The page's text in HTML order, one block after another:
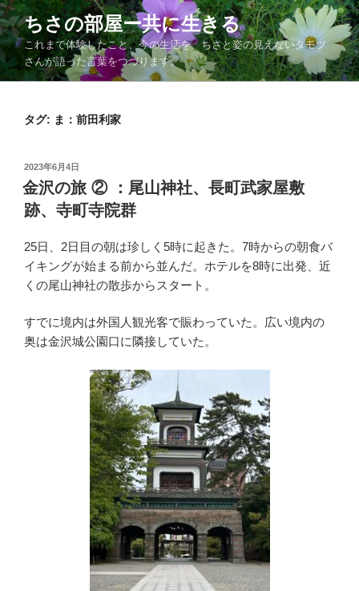
コ
ン
テ
ン
ツ
ちさの部屋ー共に生きる
これまで体験したこと、今の生活を、ちさと姿の見えないタモツ
さんが語った言葉をつづります。
タグ: ま：前田利家
投
稿
日:
2023年6月4日
金沢の旅 ② ：尾山神社、長町武家屋敷
跡、寺町寺院群
25日、2日目の朝は珍しく5時に起きた。7時からの朝食バ
イキングが始まる前から並んだ。ホテルを8時に出発、近
くの尾山神社の散歩からスタート。
すでに境内は外国人観光客で賑わっていた。広い境内の
奥は金沢城公園口に隣接していた。